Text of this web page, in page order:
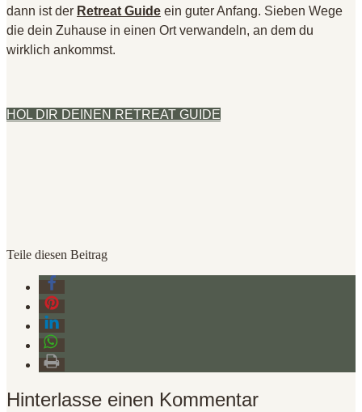
dann ist der Retreat Guide ein guter Anfang. Sieben Wege
die dein Zuhause in einen Ort verwandeln, an dem du
wirklich ankommst.
HOL DIR DEINEN RETREAT GUIDE
Teile diesen Beitrag
Hinterlasse einen Kommentar